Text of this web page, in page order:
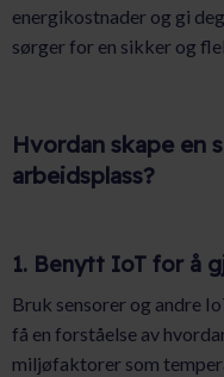
energikostnader og gi
sørger for en sikker og
Hvordan skape en
arbeidsplass?
1. Benytt IoT for å
Bruk sensorer og andre
få en forståelse av
miljøfaktorer som